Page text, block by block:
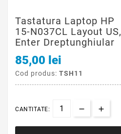
Tastatura Laptop HP
15-N037CL Layout US,
Enter Dreptunghiular
85,00 lei
Cod produs: TSH11
CANTITATE: